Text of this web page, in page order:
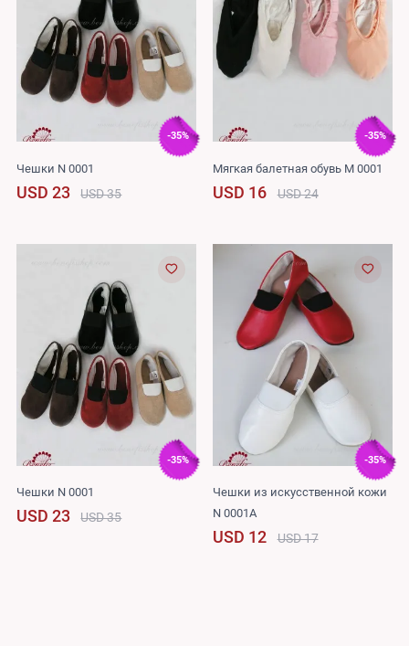
-35%
Чешки N 0001
USD 23 USD 35
-35%
Мягкая балетная обувь M 0001
USD 16 USD 24
-35%
Чешки N 0001
USD 23 USD 35
-35%
Чешки из искусственной кожи
N 0001A
USD 12 USD 17